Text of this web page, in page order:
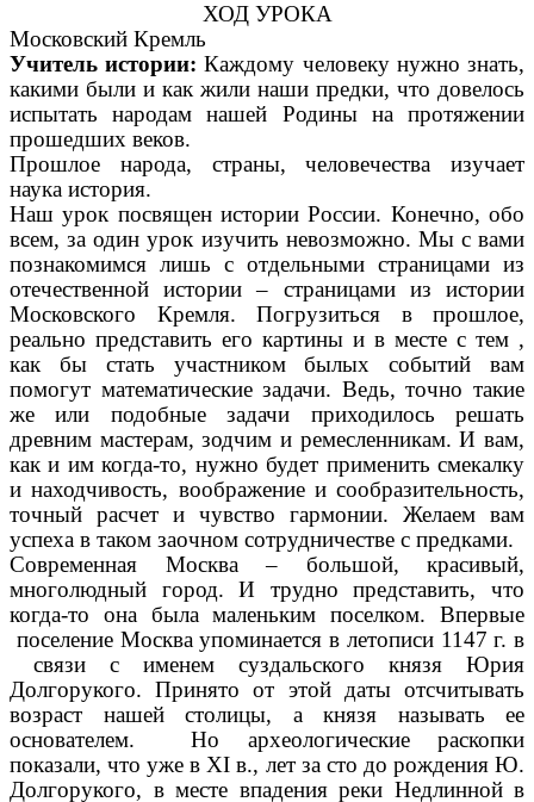
ХОД УРОКА
Московский Кремль
Учитель истории: Каждому человеку нужно знать,
какими были и как жили наши предки, что довелось
испытать народам нашей Родины на протяжении
прошедших веков.
Прошлое народа, страны, человечества изучает
наука история.
Наш урок посвящен истории России. Конечно, обо
всем, за один урок изучить невозможно. Мы с вами
познакомимся лишь с отдельными страницами из
отечественной истории – страницами из истории
Московского Кремля. Погрузиться в прошлое,
реально представить его картины и в месте с тем ,
как бы стать участником былых событий вам
помогут математические задачи. Ведь, точно такие
же или подобные задачи приходилось решать
древним мастерам, зодчим и ремесленникам. И вам,
как и им когда-то, нужно будет применить смекалку
и находчивость, воображение и сообразительность,
точный расчет и чувство гармонии. Желаем вам
успеха в таком заочном сотрудничестве с предками.
Современная Москва – большой, красивый,
многолюдный город. И трудно представить, что
когда-то она была маленьким поселком. Впервые
поселение Москва упоминается в летописи 1147 г. в
связи с именем суздальского князя Юрия
Долгорукого. Принято от этой даты отсчитывать
возраст нашей столицы, а князя называть ее
основателем. Но археологические раскопки
показали, что уже в XI в., лет за сто до рождения Ю.
Долгорукого, в месте впадения реки Недлинной в